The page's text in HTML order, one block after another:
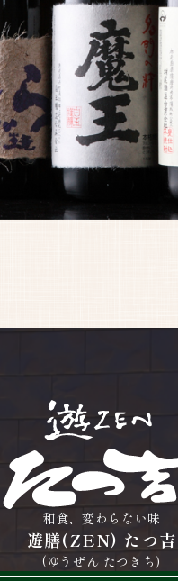
和食、変わらない味
遊膳(ZEN) たつ吉
(ゆうぜん たつきち)